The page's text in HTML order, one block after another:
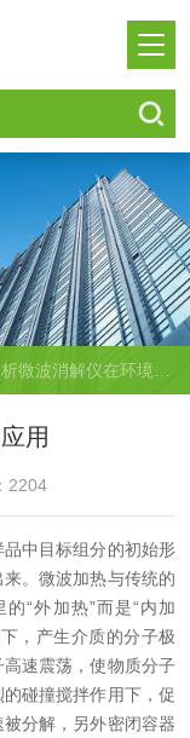
微波消解仪在环境监测中的应用
用
2204
中目标组分的初始形
。微波加热与传统的
“外加热”而是“内加
，产生介质的分子极
速震荡，使物质分子
碰撞搅拌作用下，促
分解，另外密闭容器